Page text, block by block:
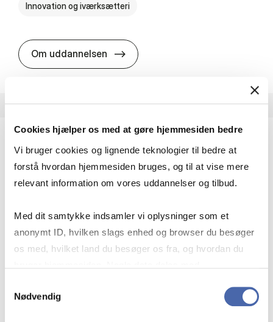
Cookies hjælper os med at gøre hjemmesiden bedre
Vi bruger cookies og lignende teknologier til bedre at
forstå hvordan hjemmesiden bruges, og til at vise mere
relevant information om vores uddannelser og tilbud.
Med dit samtykke indsamler vi oplysninger som et
anonymt ID, hvilken slags enhed og browser du besøger
os med, hvilket land du besøger os fra, og hvordan du
markedsføring. Du bestemmer selv - og kan altid trække
Nødvendig
Innovation og iværksætteri
Om uddannelsen HA i pro­jekt­le­del­se
HA(fil.) - erhvervs­økonomi og fi­lo­so­fi
virksomheder møder i vores komplekse verden.
effektivitet og…
Økonomi og matematik Kultur og samfund